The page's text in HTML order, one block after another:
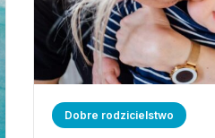
Dobre rodzicielstwo